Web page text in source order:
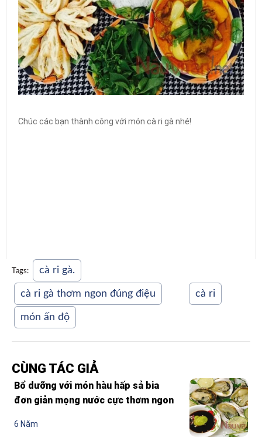
Chúc các bạn thành công với món cà ri gà nhé!
Tags: cà ri gà.
cà ri gà thơm ngon đúng điệu cà ri
món ấn độ
CÙNG TÁC GIẢ
Bổ dưỡng với món hàu hấp sả bia
đơn giản mọng nước cực thơm ngon
6 Năm